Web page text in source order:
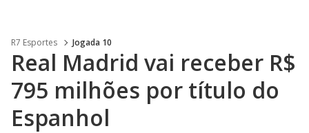
R7 Esportes Jogada 10
Real Madrid vai receber R$
795 milhões por título do
Espanhol